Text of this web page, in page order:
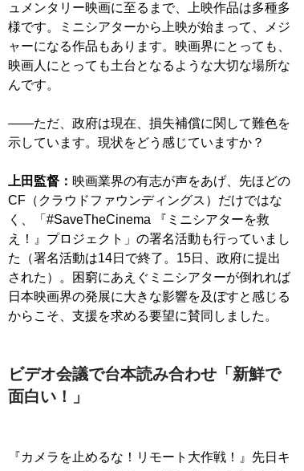
ュメンタリー映画に至るまで、上映作品は多種多
様です。ミニシアターから上映が始まって、メジ
ャーになる作品もあります。映画界にとっても、
映画人にとっても土台となるような大切な場所な
んです。
――ただ、政府は現在、損失補償に関して難色を
示しています。現状をどう感じていますか？
上田監督： 映画業界の有志が声をあげ、先ほどの
CF（クラウドファウンディングス）だけではな
く、「#SaveTheCinema 『ミニシアターを救
え！』プロジェクト」の署名活動も行っていまし
た（署名活動は14日で終了。15日、政府に提出
された）。困窮にあえぐミニシアターが倒れれば
日本映画界の発展に大きな影響を及ぼすと感じる
からこそ、支援を求める要望に賛同しました。
ビデオ会議で台本読み合わせ「新鮮で
面白い！」
『カメラを止めるな！リモート大作戦！』先日キ